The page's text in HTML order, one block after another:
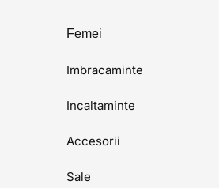
Femei
Imbracaminte
Incaltaminte
Accesorii
Sale